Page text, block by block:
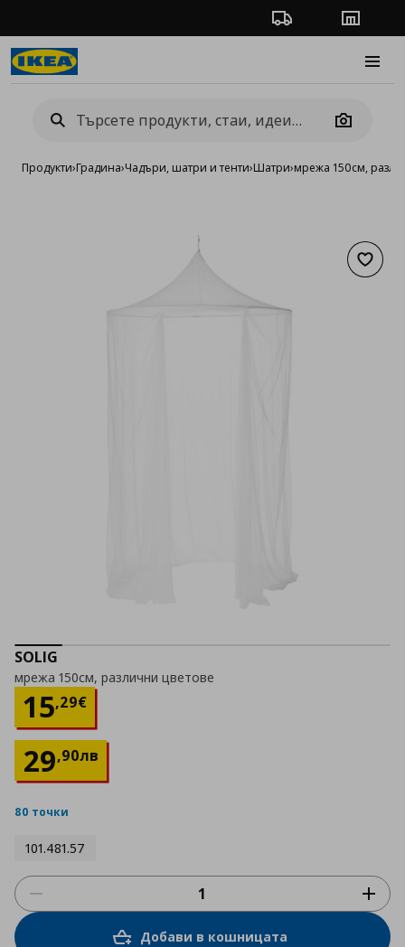
Проследяване на
Camera
Продукти›Градина›Чадъри, шатри и тенти›Шатри›мрежа 150см,
SOLIG
мрежа 150см, различни цветове
15,29€
Цена
29,90лв
80 точки
101.481.57
Добави в кошницата